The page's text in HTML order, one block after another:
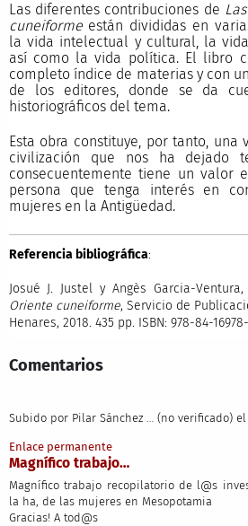
Las diferentes contribuciones de
cuneiformeestán divididas en
la vida intelectual y cultural, la
así como la vida política. El libro
completo índice de materias y con
de los editores, donde se da
historiográficos del tema.
Esta obra constituye, por tanto, una
civilización que nos ha dejado
consecuentemente tiene un valor
persona que tenga interés en
mujeres en la Antigüedad.
Referencia bibliográfica:
Josué J. Justel y Angès Garcia-Ventura,
Oriente cuneiforme, Servicio de
Henares, 2018. 435 pp. ISBN: 978-84-
Comentarios
Subido por Pilar Sánchez … (no verificado) el
Enlace permanente
Magnífico trabajo…
Magnífico trabajo recopilatorio de l@s
la ha, de las mujeres en Mesopotamia
Gracias! A tod@s